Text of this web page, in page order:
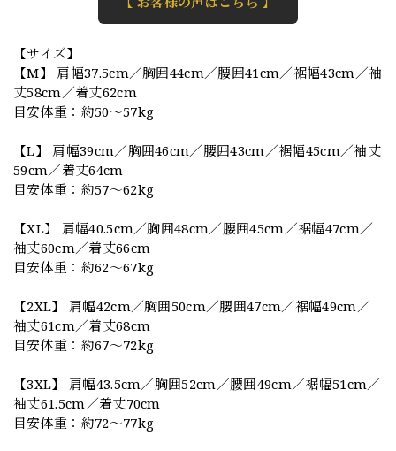
【サイズ】
【M】 肩幅37.5cm／胸囲44cm／腰囲41cm／裾幅43cm／袖
丈58cm／着丈62cm
目安体重：約50〜57kg
【L】 肩幅39cm／胸囲46cm／腰囲43cm／裾幅45cm／袖丈
59cm／着丈64cm
目安体重：約57〜62kg
【XL】 肩幅40.5cm／胸囲48cm／腰囲45cm／裾幅47cm／
袖丈60cm／着丈66cm
目安体重：約62〜67kg
【2XL】 肩幅42cm／胸囲50cm／腰囲47cm／裾幅49cm／
袖丈61cm／着丈68cm
目安体重：約67〜72kg
【3XL】 肩幅43.5cm／胸囲52cm／腰囲49cm／裾幅51cm／
袖丈61.5cm／着丈70cm
目安体重：約72〜77kg